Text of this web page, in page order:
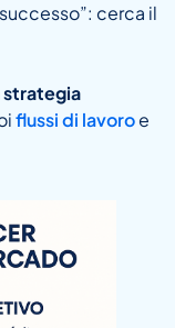
cerca il
strategia
flussi di lavoroe